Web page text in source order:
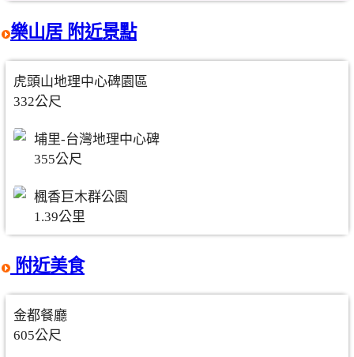
樂山居 附近景點
虎頭山地理中心碑園區
332公尺
埔里-台灣地理中心碑
355公尺
楓香巨木群公園
1.39公里
附近美食
金都餐廳
605公尺